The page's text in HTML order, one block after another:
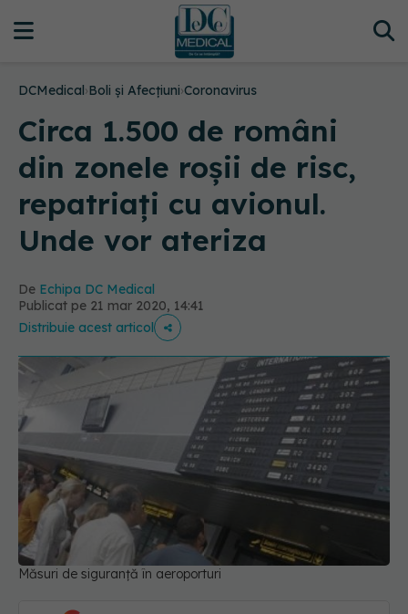
DCMedical›Boli și Afecțiuni›Coronavirus
Circa 1.500 de români
din zonele roșii de risc,
repatriați cu avionul.
Unde vor ateriza
De Echipa DC Medical
Publicat pe 21 mar 2020, 14:41
Distribuie acest articol
Măsuri de siguranță în aeroporturi